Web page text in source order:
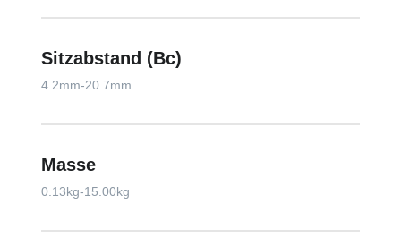
Sitzabstand (Bc)
4.2mm-20.7mm
Masse
0.13kg-15.00kg